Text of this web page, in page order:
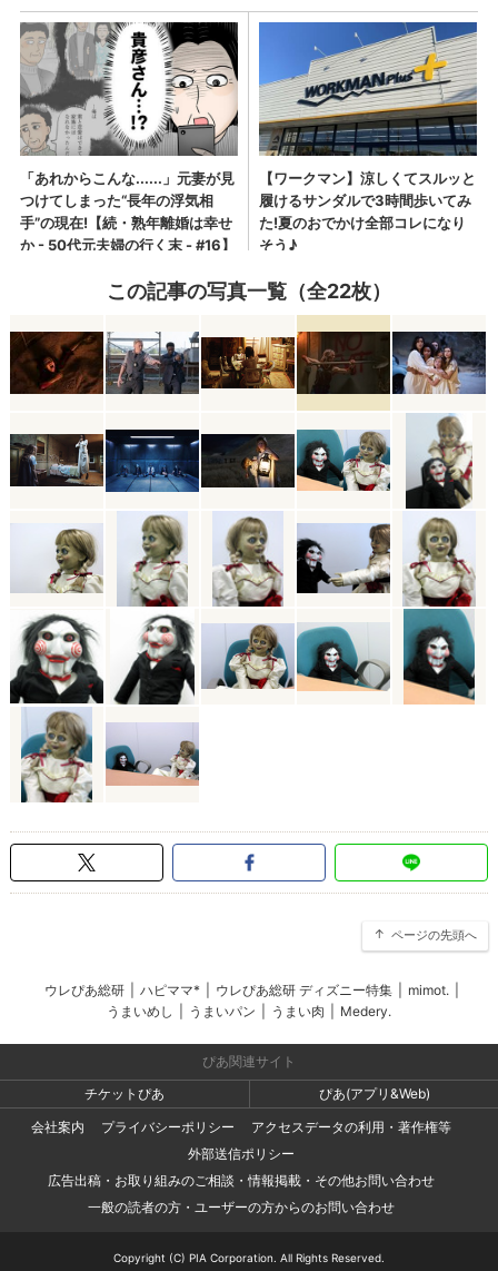
この記事の写真一覧（全22枚）
ページの先頭へ
ウレぴあ総研 ハピママ* ウレぴあ総研 ディズニー特集 mimot.
うまいめし
うまいパン うまい肉 Medery.
ぴあ関連サイト
チケットぴあ
ぴあ(アプリ&Web)
会社案内
プライバシーポリシー
アクセスデータの利用・著作権等
外部送信ポリシー
広告出稿・お取り組みのご相談・情報掲載・その他お問い合わせ
一般の読者の方・ユーザーの方からのお問い合わせ
Copyright (C) PIA Corporation. All Rights Reserved.